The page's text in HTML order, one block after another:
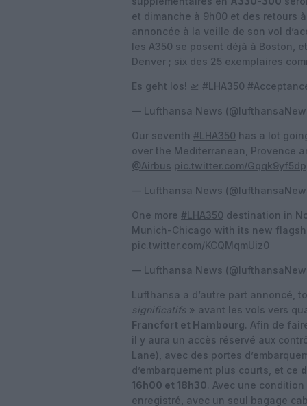
et dimanche à 9h00 et des retours
annoncée à la veille de son vol
les A350 se posent déjà à Boston,
Denver ; six des 25 exemplaires
Es geht los! 🛫 #LHA350
— Lufthansa News
Our seventh #LHA350 has a lot
over the Mediterranean, Provence
@Airbus pic.twitter.com/Gqqk9yf5dp
— Lufthansa News
One more #LHA350 destination in
Munich-Chicago with its new
pic.twitter.com/KCQMqmUiz0
— Lufthansa News
Lufthansa a d’autre part annoncé,
significatifs » avant les vols vers
Francfort et Hambourg. Afin de
il y aura un accès réservé aux
Lane), avec des portes
d’embarquement plus courts, et ce
16h00 et 18h30. Avec une
enregistré, avec un seul bagage